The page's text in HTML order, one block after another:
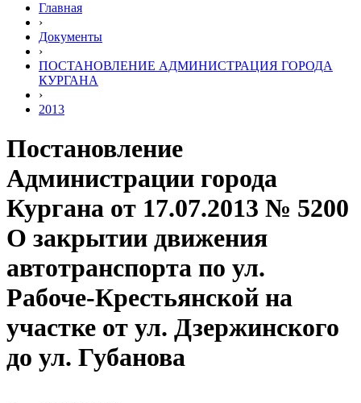
Главная
›
Документы
›
ПОСТАНОВЛЕНИЕ АДМИНИСТРАЦИЯ ГОРОДА
КУРГАНА
›
2013
Постановление
Администрации города
Кургана от 17.07.2013 № 5200
О закрытии движения
автотранспорта по ул.
Рабоче-Крестьянской на
участке от ул. Дзержинского
до ул. Губанова